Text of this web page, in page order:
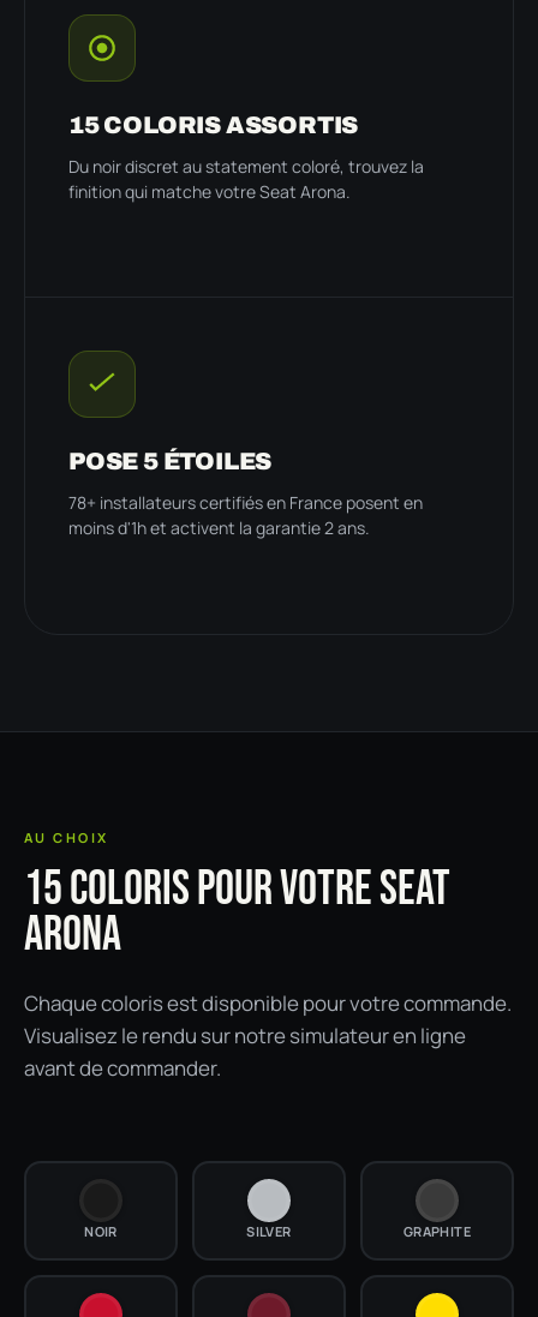
15 COLORIS ASSORTIS
Du noir discret au statement coloré, trouvez la
finition qui matche votre Seat Arona.
POSE 5 ÉTOILES
78+ installateurs certifiés en France posent en
moins d'1h et activent la garantie 2 ans.
AU CHOIX
15 COLORIS POUR VOTRE SEAT
ARONA
Chaque coloris est disponible pour votre commande.
Visualisez le rendu sur notre simulateur en ligne
avant de commander.
NOIR SILVER GRAPHITE